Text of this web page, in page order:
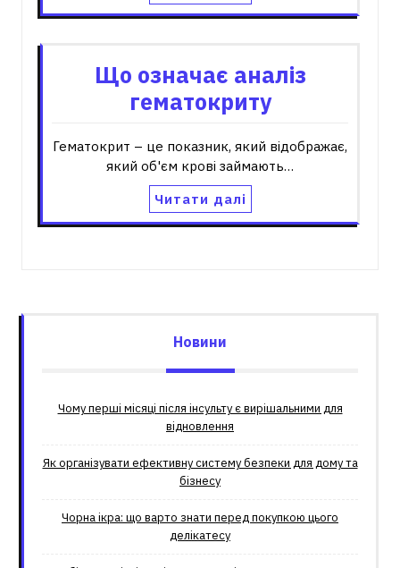
Що означає аналіз
гематокриту
Гематокрит – це показник, який відображає,
який об'єм крові займають…
Читати далі
Новини
Чому перші місяці після інсульту є вирішальними для
відновлення
Як організувати ефективну систему безпеки для дому та
бізнесу
Чорна ікра: що варто знати перед покупкою цього
делікатесу